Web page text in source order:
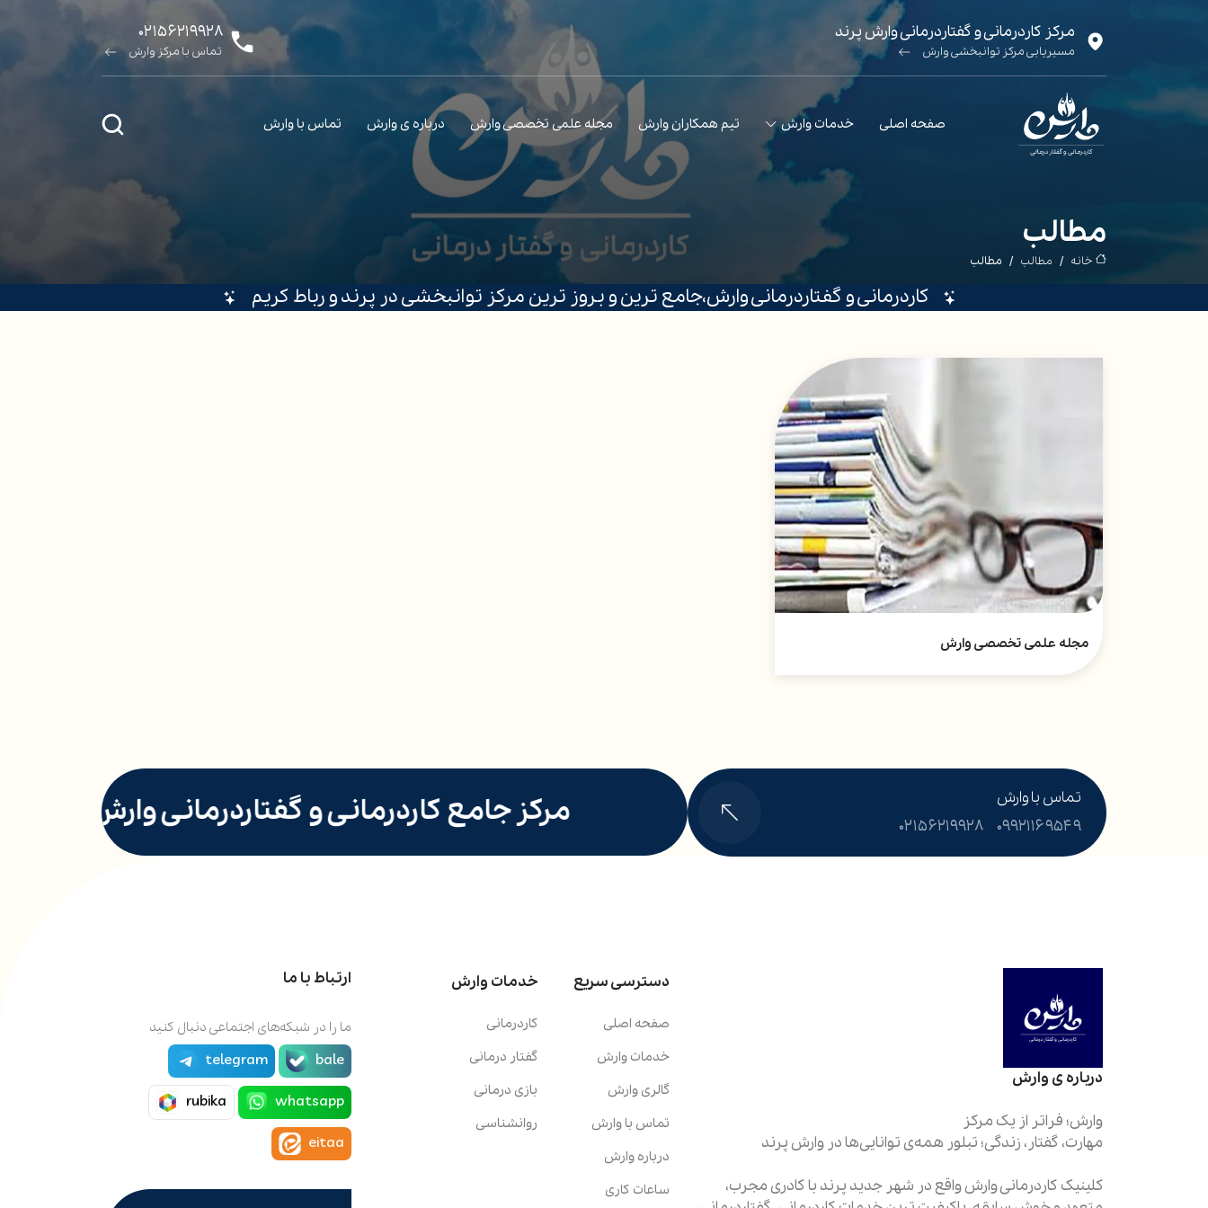
مرکز کاردرمانی و گفتاردرمانی وارش پرند
مسیریابی مرکز توانبخشی وارش
۰۲۱۵۶۲۱۹۹۲۸
تماس با مرکز وارش
صفحه اصلی خدمات وارش تیم همکاران وارش مجله علمی تخصصی وارش درباره ی وارش تماس با وارش
مطالب
خانه مطالب مطالب
کاردرمانی و گفتاردرمانی وارش،جامع ترین و بروز ترین مرکز توانبخشی در پرند و رباط کریم
مجله علمی تخصصی وارش
تماس با وارش
۰۲۱۵۶۲۱۹۹۲۸
۰۹۹۲۱۱۶۹۵۴۹ مرکز جامع کاردرمانی و گفتاردرمانی وارش پرند
درباره ی وارش
کلینیک کاردرمانی وارش واقع در شهر جدید پرند با کادری مجرب،
دسترسی سریع
صفحه اصلی
خدمات وارش
گالری وارش
تماس با وارش
درباره وارش
ساعات کاری
خدمات وارش
کاردرمانی
گفتار درمانی
بازی درمانی
روانشناسی
ارتباط با ما
ما را در شبکه‌های اجتماعی دنبال کنید
bale
telegram
whatsapp
rubika
eitaa